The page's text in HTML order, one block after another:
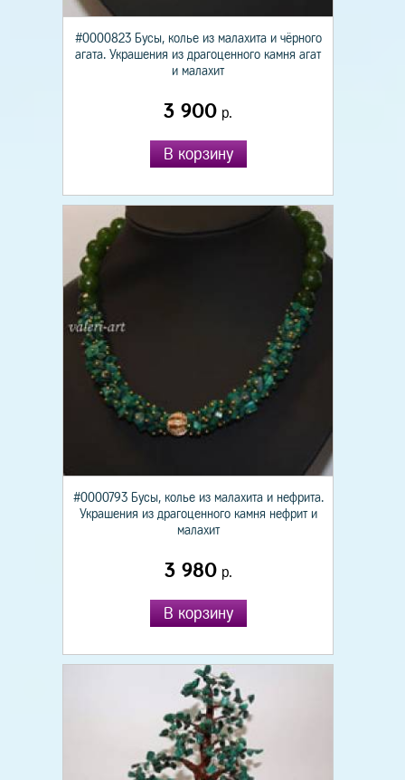
#0000823 Бусы, колье из малахита и чёрного
агата. Украшения из драгоценного камня агат
и малахит
3 900 р.
В корзину
#0000793 Бусы, колье из малахита и нефрита.
Украшения из драгоценного камня нефрит и
малахит
3 980р.
В корзину